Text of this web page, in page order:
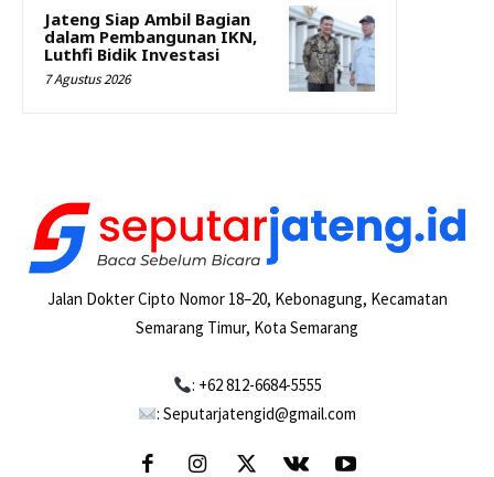
Jateng Siap Ambil Bagian
dalam Pembangunan IKN,
Luthfi Bidik Investasi
7 Agustus 2026
Jalan Dokter Cipto Nomor 18–20, Kebonagung, Kecamatan
Semarang Timur, Kota Semarang
: +62 812-6684-5555
: Seputarjatengid@gmail.com